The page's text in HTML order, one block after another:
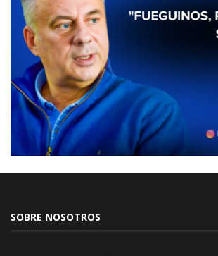
SOBRE NOSOTROS